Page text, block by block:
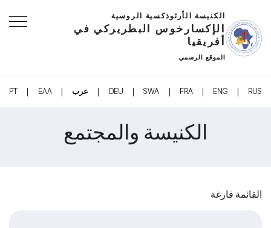
الكنيسة الأرثوذكسية الروسية
الإكسارخوس البطريركي في
أفريقيا
الموقع الرسمي
RUS
|
ENG
|
FRA
|
SWA
|
DEU
| عرب |
ΕΛΛ
|
PT
الكنيسة والمجتمع
القائمة فارغة